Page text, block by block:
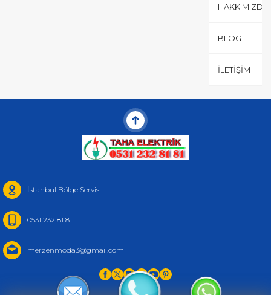
HAKKIMIZDA
BLOG
İLETIŞIM
İstanbul Bölge Servisi
0531 232 81 81
merzenmoda3@gmail.com